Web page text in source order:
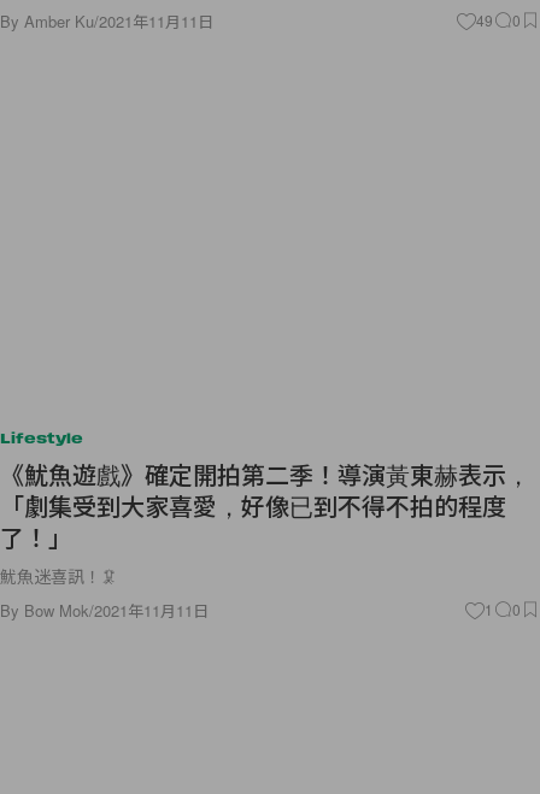
By Amber Ku/2021年11月11日 49 0
Lifestyle
《魷魚遊戲》確定開拍第二季！導演黃東赫表示，
「劇集受到大家喜愛，好像已到不得不拍的程度
了！」
魷魚迷喜訊！🦑
By Bow Mok/2021年11月11日 1 0